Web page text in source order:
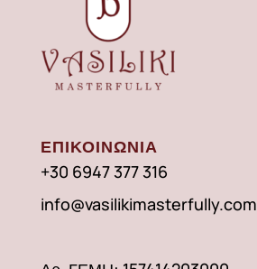
ΕΠΙΚΟΙΝΩΝΙΑ
+30 6947 377 316
info@vasilikimasterfully.com